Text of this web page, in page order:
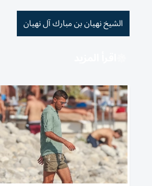
الشيخ نهيان بن مبارك آل نهيان